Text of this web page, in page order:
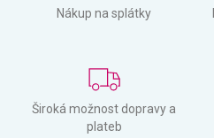
Nákup na splátky
Široká možnost dopravy a
plateb